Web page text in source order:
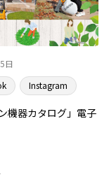
日
Instagram
機器カタログ」電子